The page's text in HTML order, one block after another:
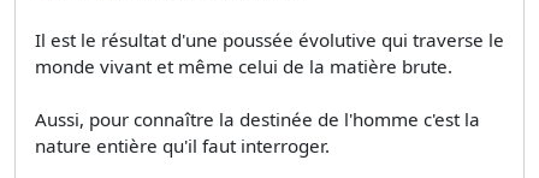
Il est le résultat d'une poussée évolutive qui traverse le
monde vivant et même celui de la matière brute.
Aussi, pour connaître la destinée de l'homme c'est la
nature entière qu'il faut interroger.